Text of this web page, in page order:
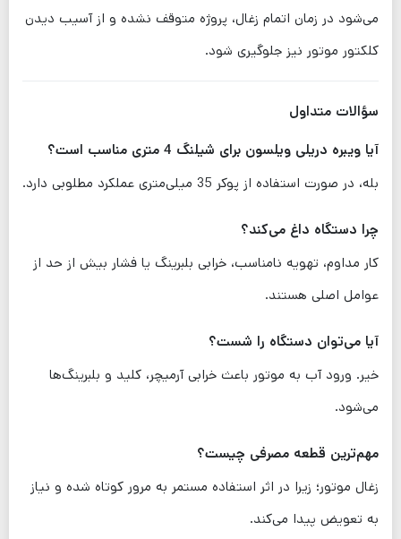
می‌شود در زمان اتمام زغال، پروژه متوقف نشده و از آسیب دیدن
کلکتور موتور نیز جلوگیری شود.
سؤالات متداول
آیا ویبره دریلی ویلسون برای شیلنگ 4 متری مناسب است؟
بله، در صورت استفاده از پوکر 35 میلی‌متری عملکرد مطلوبی دارد.
چرا دستگاه داغ می‌کند؟
کار مداوم، تهویه نامناسب، خرابی بلبرینگ یا فشار بیش از حد از
عوامل اصلی هستند.
آیا می‌توان دستگاه را شست؟
خیر. ورود آب به موتور باعث خرابی آرمیچر، کلید و بلبرینگ‌ها
می‌شود.
مهم‌ترین قطعه مصرفی چیست؟
زغال موتور؛ زیرا در اثر استفاده مستمر به مرور کوتاه شده و نیاز
به تعویض پیدا می‌کند.